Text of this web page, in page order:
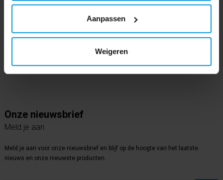
Aanpassen
Weigeren
Instagram
Youtube
Linkedin
Onze nieuwsbrief
Meld je aan
Meld je aan voor onze nieuwsbrief en blijf op de hoogte van het laatste
nieuws en onze nieuwste producten.